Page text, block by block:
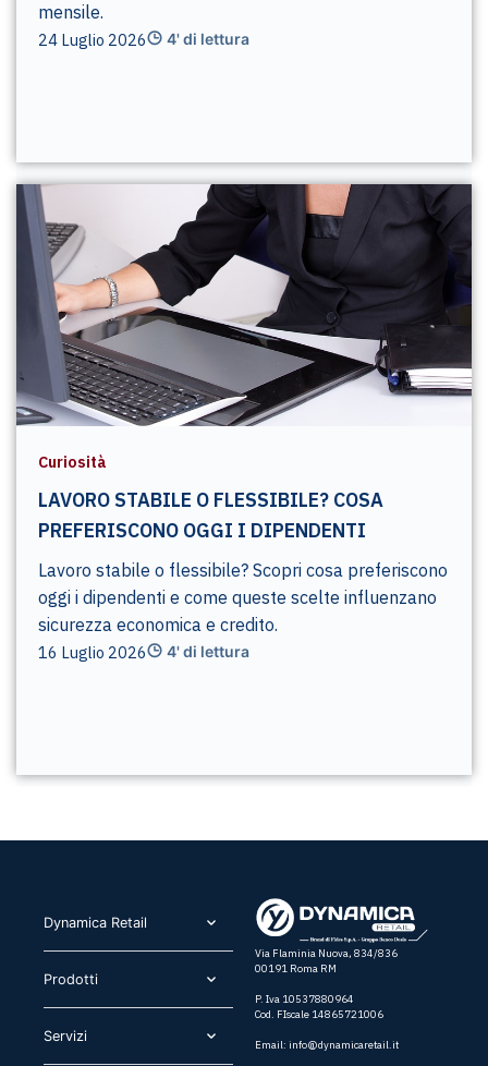
mensile.
24 Luglio 2026 4' di lettura
Curiosità
LAVORO STABILE O FLESSIBILE? COSA
PREFERISCONO OGGI I DIPENDENTI
Lavoro stabile o flessibile? Scopri cosa preferiscono
oggi i dipendenti e come queste scelte influenzano
sicurezza economica e credito.
16 Luglio 2026 4' di lettura
Dynamica Retail​
Prodotti​
Servizi​
Via Flaminia Nuova, 834/836
00191 Roma RM
P. Iva 10537880964
Cod. FIscale 14865721006
Email: info@dynamicaretail.it